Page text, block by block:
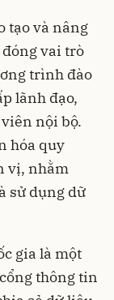
tạo và nâng
vai trò
trình đào
lãnh đạo,
nội bộ.
hóa quy
vị, nhằm
sử dụng dữ
gia là một
thông tin